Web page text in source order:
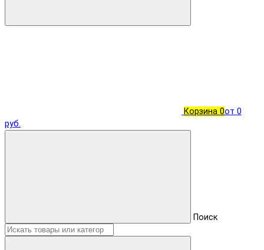
Корзина 0от 0
руб.
Поиск